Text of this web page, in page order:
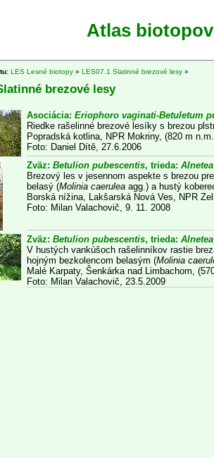
Atlas
LES Lesné biotopy » LES07.1 Slatinné brezové lesy »
brezové lesy
Asociácia: Eriophoro vaginati-Betuletum
Riedke rašelinné brezové lesíky s brezou
Popradská kotlina, NPR Mokriny, (820 m
Foto: Daniel Dítě, 27.6.2006
Zväz: Betulion pubescentis, trieda:
Brezový les v jesennom aspekte s brezou
belasý (Molinia caerulea agg.) a hustý
Borská nížina, Lakšarská Nová Ves, NPR
Foto: Milan Valachovič, 9. 11. 2008
Zväz: Betulion pubescentis, trieda:
V hustých vankúšoch rašelinníkov rastie
hojným bezkolencom belasým (Molinia
Malé Karpaty, Šenkárka nad Limbachom,
Foto: Milan Valachovič, 23.5.2009